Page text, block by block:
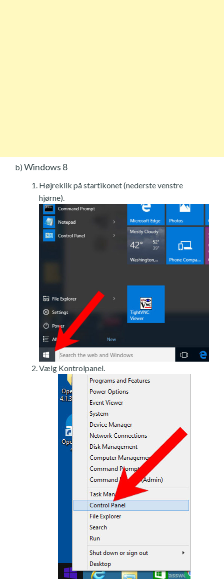
b) Windows 8
Højreklik på startikonet (nederste venstre
hjørne).
Vælg Kontrolpanel.